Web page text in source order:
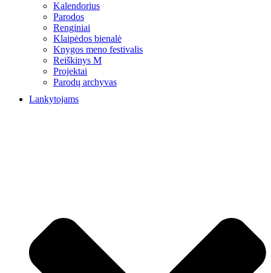
Kalendorius
Parodos
Renginiai
Klaipėdos bienalė
Knygos meno festivalis
Reiškinys M
Projektai
Parodų archyvas
Lankytojams